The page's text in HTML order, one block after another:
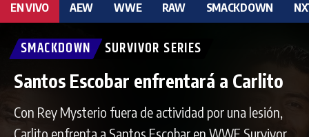
EN VIVO AEW WWE RAW SMACKDOWN
SMACKDOWN SURVIVOR SERIES
Santos Escobar enfrentará a Carlito
Con Rey Mysterio fuera de actividad por una lesión,
Carlito enfrenta a Santos Escobar en WWE Survivor